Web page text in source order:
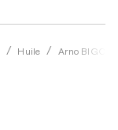
Huile Arno BIGOT